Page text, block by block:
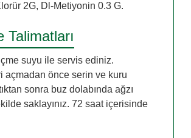
2G, Dl-Metiyonin 0.3 G.
Talimatları
suyu ile servis ediniz.
açmadan önce serin ve kuru
sonra buz dolabında ağzı
saklayınız. 72 saat içerisinde